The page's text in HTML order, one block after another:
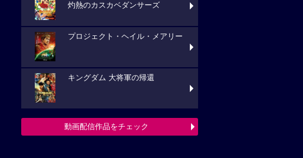
灼熱のカスカベダンサーズ
プロジェクト・ヘイル・メアリー
キングダム 大将軍の帰還
動画配信作品をチェック